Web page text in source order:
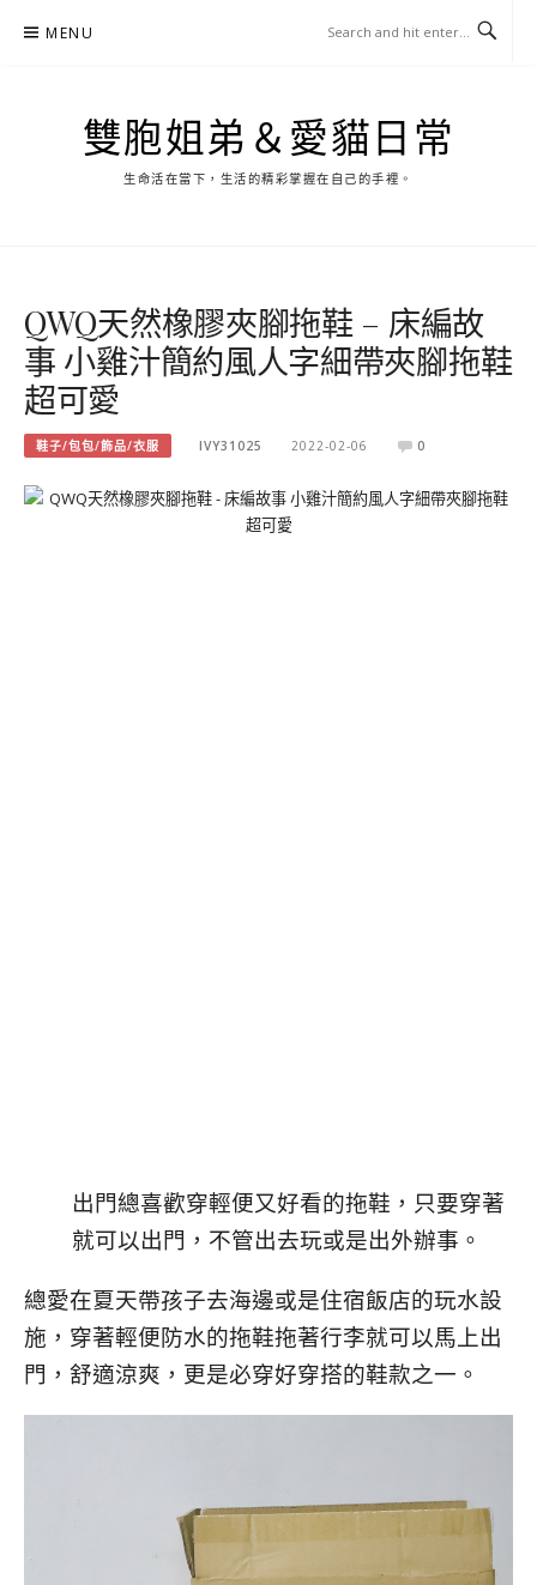
MENU
雙胞姐弟＆愛貓日常
生命活在當下，生活的精彩掌握在自己的手裡。
QWQ天然橡膠夾腳拖鞋 – 床編故
事 小雞汁簡約風人字細帶夾腳拖鞋
超可愛
鞋子/包包/飾品/衣服 IVY31025 2022-02-06 0
出門總喜歡穿輕便又好看的拖鞋，只要穿著
就可以出門，不管出去玩或是出外辦事。
總愛在夏天帶孩子去海邊或是住宿飯店的玩水設
施，穿著輕便防水的拖鞋拖著行李就可以馬上出
門，舒適涼爽，更是必穿好穿搭的鞋款之一。